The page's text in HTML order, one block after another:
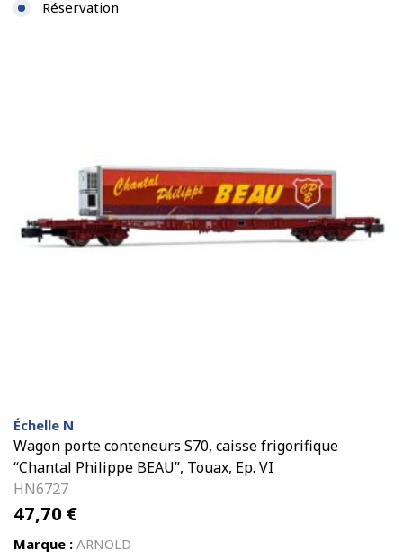
Réservation
Échelle N
Wagon porte conteneurs S70, caisse frigorifique
“Chantal Philippe BEAU”, Touax, Ep. VI
HN6727
47,70 €
Marque : ARNOLD